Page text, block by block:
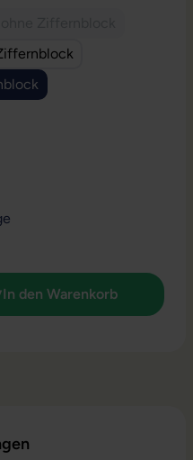
gewünschten
In den Warenkorb